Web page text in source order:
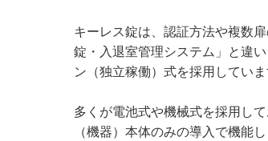
キーレス錠は、認証方法や複数
錠・入退室管理システム」と違
ン（独立稼働）式を採用していま
多くが電池式や機械式を採用し
（機器）本体のみの導入で機能し